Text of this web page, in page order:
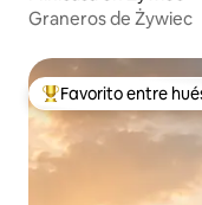
Graneros de Żywiec
Favorito entre los
Favorito entre